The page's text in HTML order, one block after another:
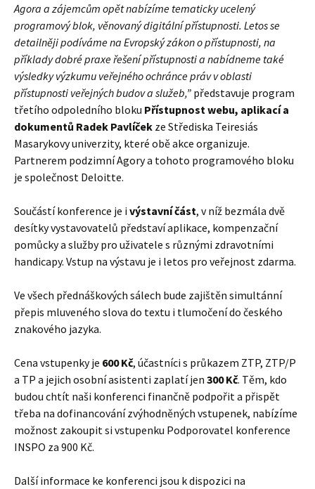
Agora a zájemcům opět nabízíme tematicky ucelený
programový blok, věnovaný digitální přístupnosti. Letos se
detailněji podíváme na Evropský zákon o přístupnosti, na
příklady dobré praxe řešení přístupnosti a nabídneme také
výsledky výzkumu veřejného ochránce práv v oblasti
přístupnosti veřejných budov a služeb,” představuje program
třetího odpoledního bloku Přístupnost webu, aplikací a
dokumentů Radek Pavlíček ze Střediska Teiresiás
Masarykovy univerzity, které obě akce organizuje.
Partnerem podzimní Agory a tohoto programového bloku
je společnost Deloitte.
Součástí konference je i výstavní část, v níž bezmála dvě
desítky vystavovatelů představí aplikace, kompenzační
pomůcky a služby pro uživatele s různými zdravotními
handicapy. Vstup na výstavu je i letos pro veřejnost zdarma.
Ve všech přednáškových sálech bude zajištěn simultánní
přepis mluveného slova do textu i tlumočení do českého
znakového jazyka.
Cena vstupenky je 600 Kč, účastníci s průkazem ZTP, ZTP/P
a TP a jejich osobní asistenti zaplatí jen 300 Kč. Těm, kdo
budou chtít naši konferenci finančně podpořit a přispět
třeba na dofinancování zvýhodněných vstupenek, nabízíme
možnost zakoupit si vstupenku Podporovatel konference
INSPO za 900 Kč.
Další informace ke konferenci jsou k dispozici na